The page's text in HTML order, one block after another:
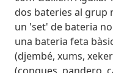
dos bateries al grup
un 'set' de bateria
una bateria feta
(djembé, xums,